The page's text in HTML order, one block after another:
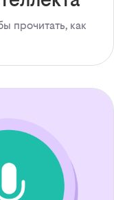
прочитать, как